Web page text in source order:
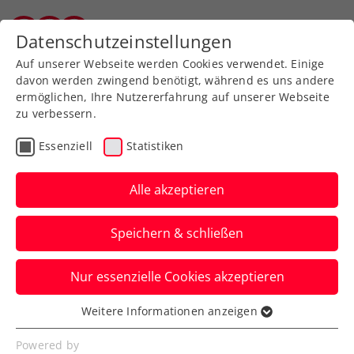
Zurück zur Newsübersicht
Turniere
BAD WALTERSDORF
TROPHY: Fanansturm am
Semifinaltag
Das prächtige Spätsommerwetter lockt
über 1500 Zuschauer:innen auf den
Center Court des ATP-Challengers.
Verfasst von: Presseaussendung / Redaktion, 21.09.2024
Datenschutzeinstellungen
Auf unserer Webseite werden Cookies verwendet. Einige
davon werden zwingend benötigt, während es uns andere
ermöglichen, Ihre Nutzererfahrung auf unserer Webseite
zu verbessern.
Essenziell Statistiken
Alle akzeptieren
Speichern & schließen
Nur essenzielle Cookies akzeptieren
Essenziell
Essenzielle Cookies werden für grundlegende
Weitere Informationen anzeigen
Powered by